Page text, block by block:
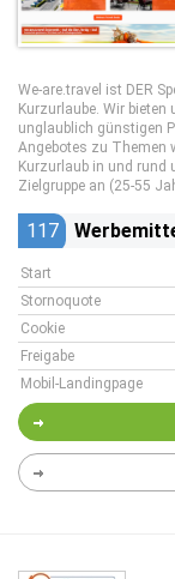
We-are.travel ist DER
Kurzurlaube. Wir
unglaublich günstigen
Angebotes zu Themen
Kurzurlaub in und rund
Zielgruppe an (25-55
117
Start
Stornoquote
Cookie
Freigabe
Mobil-Landingpage